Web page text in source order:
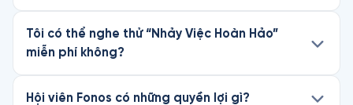
Tôi có thể nghe thử “Nhảy Việc Hoàn Hảo”
miễn phí không?
Hội viên Fonos có những quyền lợi gì?